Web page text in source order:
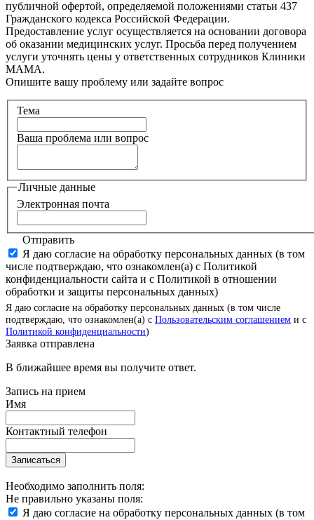
публичной офертой, определяемой положениями статьи 437
Гражданского кодекса Российской Федерации.
Предоставление услуг осуществляется на основании договора
об оказании медицинских услуг. Просьба перед получением
услуги уточнять цены у ответственных сотрудников Клиники
МАМА.
Опишите вашу проблему или задайте вопрос
Тема
Ваша проблема или вопрос
Личные данные
Электронная почта
Отправить
Я даю согласие на обработку персональных данных (в том
числе подтверждаю, что ознакомлен(а) с Политикой
конфиденциальности сайта и с Политикой в отношении
обработки и защиты персональных данных)
Я даю согласие на обработку персональных данных (в том числе
подтверждаю, что ознакомлен(а) с Пользовательским соглашением и с
Политикой конфиденциальности)
Заявка отправлена
В ближайшее время вы получите ответ.
Запись на прием
Имя
Контактный телефон
Записаться
Необходимо заполнить поля:
Не правильно указаны поля:
Я даю согласие на обработку персональных данных (в том